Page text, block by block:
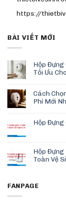
https://
BÀI VIẾT MỚI
Hộp Đựng
Tối Ưu
Cách
Phí Mới
Hộp Đựng
Hộp Đựng
Toàn Vệ
FANPAGE